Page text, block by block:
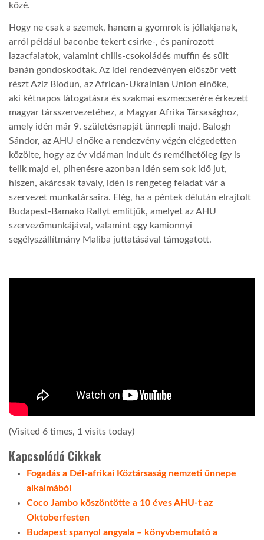
közé.
Hogy ne csak a szemek, hanem a gyomrok is jóllakjanak,
arról például baconbe tekert csirke-, és panírozott
lazacfalatok, valamint chilis-csokoládés muffin és sült
banán gondoskodtak. Az idei rendezvényen először vett
részt Aziz Biodun, az African-Ukrainian Union elnöke,
aki kétnapos látogatásra és szakmai eszmecserére érkezett
magyar társszervezetéhez, a Magyar Afrika Társasághoz,
amely idén már 9. születésnapját ünnepli majd. Balogh
Sándor, az AHU elnöke a rendezvény végén elégedetten
közölte, hogy az év vidáman indult és remélhetőleg így is
telik majd el, pihenésre azonban idén sem sok idő jut,
hiszen, akárcsak tavaly, idén is rengeteg feladat vár a
szervezet munkatársaira. Elég, ha a péntek délután elrajtolt
Budapest-Bamako Rallyt említjük, amelyet az AHU
szervezőmunkájával, valamint egy kamionnyi
segélyszállítmány Maliba juttatásával támogatott.
(Visited 6 times, 1 visits today)
Kapcsolódó Cikkek
Fogadás a Dél-afrikai Köztársaság nemzeti ünnepe
alkalmából
Coco Jambo köszöntötte a 10 éves AHU-t az
Oktoberfesten
Budapest spanyol angyala – könyvbemutató a